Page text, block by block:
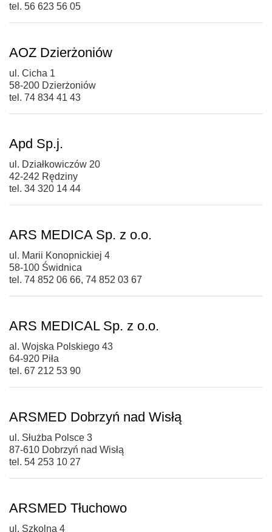
tel. 56 623 56 05
AOZ Dzierżoniów
ul. Cicha 1
58-200 Dzierżoniów
tel. 74 834 41 43
Apd Sp.j.
ul. Działkowiczów 20
42-242 Rędziny
tel. 34 320 14 44
ARS MEDICA Sp. z o.o.
ul. Marii Konopnickiej 4
58-100 Świdnica
tel. 74 852 06 66, 74 852 03 67
ARS MEDICAL Sp. z o.o.
al. Wojska Polskiego 43
64-920 Piła
tel. 67 212 53 90
ARSMED Dobrzyń nad Wisłą
ul. Służba Polsce 3
87-610 Dobrzyń nad Wisłą
tel. 54 253 10 27
ARSMED Tłuchowo
ul. Szkolna 4